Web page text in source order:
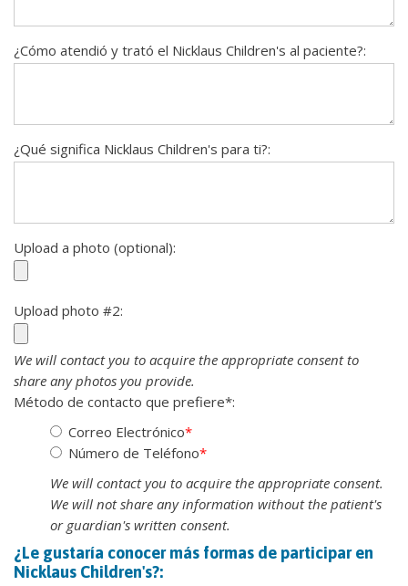
¿Cómo atendió y trató el Nicklaus Children's al paciente?:
¿Qué significa Nicklaus Children's para ti?:
Upload a photo (optional):
Upload photo #2:
We will contact you to acquire the appropriate consent to
share any photos you provide.
Método de contacto que prefiere*:
Correo Electrónico*
Número de Teléfono*
We will contact you to acquire the appropriate consent.
We will not share any information without the patient's
or guardian's written consent.
¿Le gustaría conocer más formas de participar en
Nicklaus Children's?: